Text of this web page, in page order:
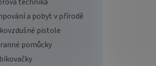
a pobyt v přírodě
pistole
pomůcky